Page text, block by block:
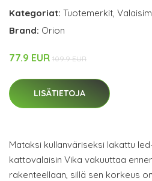
Kategoriat: Tuotemerkit,
Brand: Orion
77.9 EUR 109.9 EUR
LISÄTIETOJA
Mataksi kullanväriseksi lakattu
kattovalaisin Vika vakuuttaa
rakenteellaan, sillä sen korkeus